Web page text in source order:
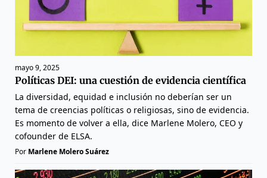
mayo 9, 2025
Políticas DEI: una cuestión de evidencia científica
La diversidad, equidad e inclusión no deberían ser un
tema de creencias políticas o religiosas, sino de evidencia.
Es momento de volver a ella, dice Marlene Molero, CEO y
cofounder de ELSA.
Por Marlene Molero Suárez